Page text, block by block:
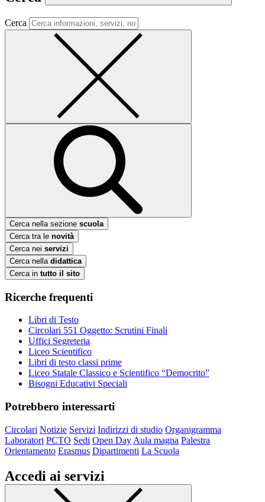
Cerca
Cerca nella sezione scuola
Cerca tra le novità
Cerca nei servizi
Cerca nella didattica
Cerca in tutto il sito
Ricerche frequenti
Libri di Testo
Circolari 551 Oggetto: Scrutini Finali
Uffici Segreteria
Liceo Scientifico
Libri di testo classi prime
Liceo Statale Classico e Scientifico “Democrito”
Bisogni Educativi Speciali
Potrebbero interessarti
Circolari Notizie Servizi Indirizzi di studio Organigramma
Laboratori PCTO Sedi Open Day Aula magna Palestra
Orientamento Erasmus Dipartimenti La Scuola
Accedi ai servizi